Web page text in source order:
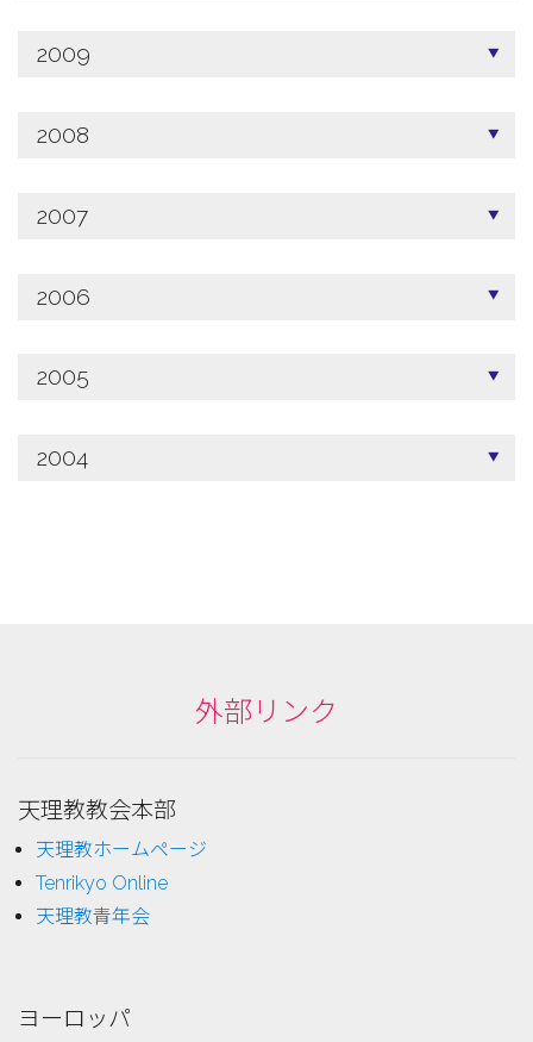
2009
2008
2007
2006
2005
2004
外部リンク
天理教教会本部
天理教ホームページ
Tenrikyo Online
天理教青年会
ヨーロッパ